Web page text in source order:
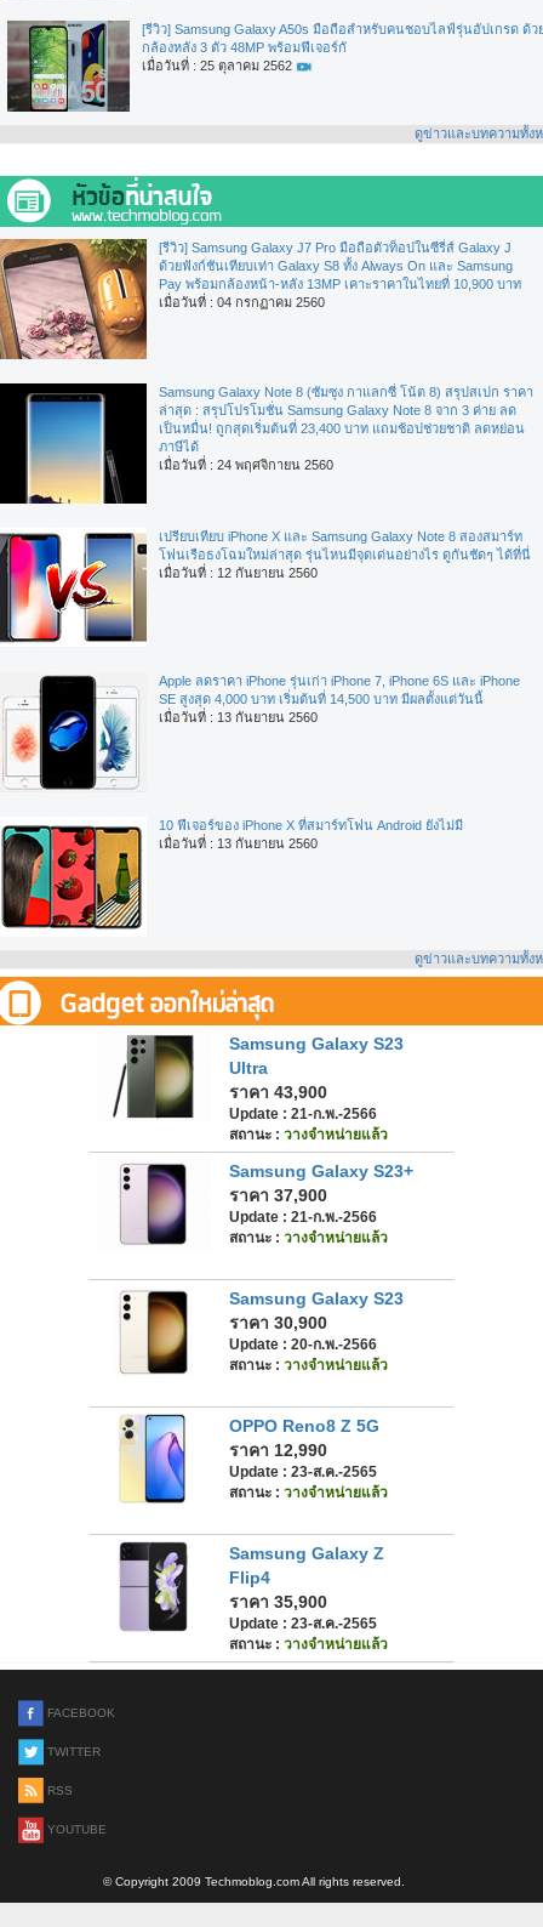
[รีวิว] Samsung Galaxy A50s มือถือสำหรับคนชอบไลฟ์รุ่นอัปเกรด ด้ว
กล้องหลัง 3 ตัว 48MP พร้อมฟีเจอร์กั
เมื่อวันที่ : 25 ตุลาคม 2562
ดูข่าวและบทความทั้ง
[รีวิว] Samsung Galaxy J7 Pro มือถือตัวท็อปในซีรี่ส์ Galaxy J
ด้วยฟังก์ชันเทียบเท่า Galaxy S8 ทั้ง Always On และ Samsung
Pay พร้อมกล้องหน้า-หลัง 13MP เคาะราคาในไทยที่ 10,900 บาท
เมื่อวันที่ : 04 กรกฏาคม 2560
Samsung Galaxy Note 8 (ซัมซุง กาแลกซี่ โน้ต 8) สรุปสเปก ราคา
ล่าสุด : สรุปโปรโมชั่น Samsung Galaxy Note 8 จาก 3 ค่าย ลด
เป็นหมื่น! ถูกสุดเริ่มต้นที่ 23,400 บาท แถมช้อปช่วยชาติ ลดหย่อน
ภาษีได้
เมื่อวันที่ : 24 พฤศจิกายน 2560
เปรียบเทียบ iPhone X และ Samsung Galaxy Note 8 สองสมาร์ท
โฟนเรือธงโฉมใหม่ล่าสุด รุ่นไหนมีจุดเด่นอย่างไร ดูกันชัดๆ ได้ที่นี่
เมื่อวันที่ : 12 กันยายน 2560
Apple ลดราคา iPhone รุ่นเก่า iPhone 7, iPhone 6S และ iPhone
SE สูงสุด 4,000 บาท เริ่มต้นที่ 14,500 บาท มีผลตั้งแต่วันนี้
เมื่อวันที่ : 13 กันยายน 2560
10 ฟีเจอร์ของ iPhone X ที่สมาร์ทโฟน Android ยังไม่มี
เมื่อวันที่ : 13 กันยายน 2560
ดูข่าวและบทความทั้ง
Samsung Galaxy S23
Ultra
ราคา 43,900
Update : 21-ก.พ.-2566
สถานะ : วางจำหน่ายแล้ว
Samsung Galaxy S23+
ราคา 37,900
Update : 21-ก.พ.-2566
สถานะ : วางจำหน่ายแล้ว
Samsung Galaxy S23
ราคา 30,900
Update : 20-ก.พ.-2566
สถานะ : วางจำหน่ายแล้ว
OPPO Reno8 Z 5G
ราคา 12,990
Update : 23-ส.ค.-2565
สถานะ : วางจำหน่ายแล้ว
Samsung Galaxy Z
Flip4
ราคา 35,900
Update : 23-ส.ค.-2565
สถานะ : วางจำหน่ายแล้ว
FACEBOOK
TWITTER
RSS
YOUTUBE
© Copyright 2009 Techmoblog.com All rights reserved.